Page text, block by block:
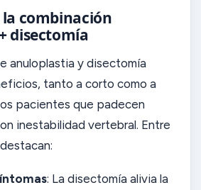
la combinación
disectomía
anuloplastia y disectomía
tanto a corto como a
pacientes que padecen
inestabilidad vertebral. Entre
: La disectomía alivia la